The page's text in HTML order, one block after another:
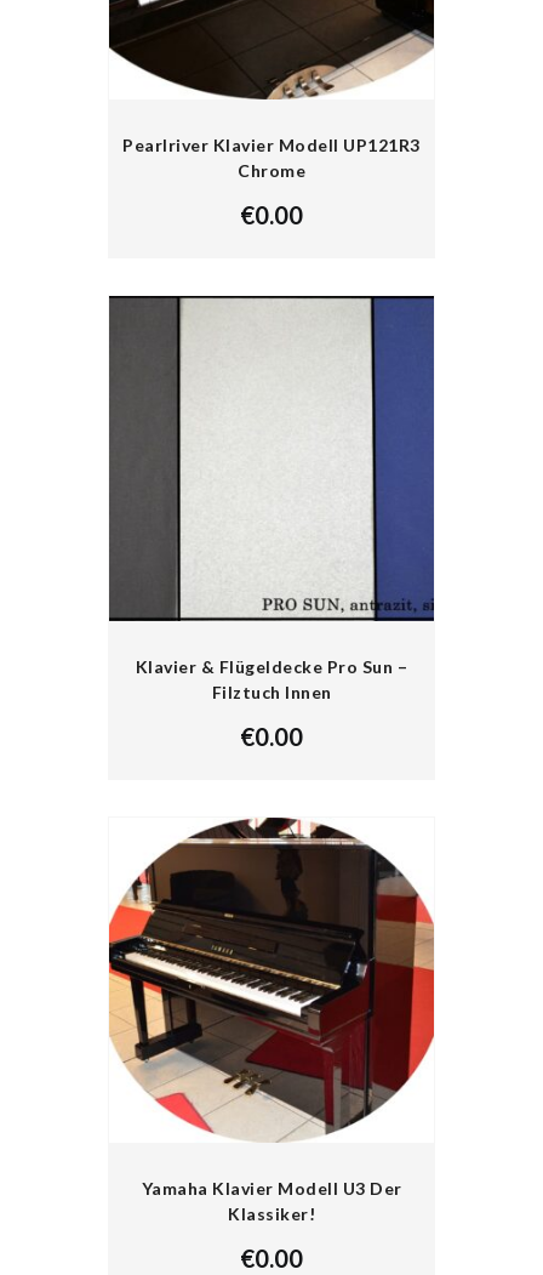
Pearlriver Klavier Modell UP121R3
Chrome
€0.00
Klavier & Flügeldecke Pro Sun –
Filztuch Innen
€0.00
Yamaha Klavier Modell U3 Der
Klassiker!
€0.00